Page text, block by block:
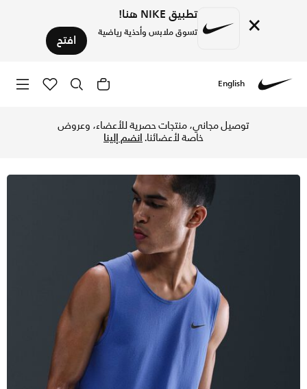
× تطبيق NIKE هنا!
تسوق ملابس وأحذية رياضية افتح
English
توصيل مجاني، منتجات حصرية للأعضاء، وعروض
خاصة لأعضائنا.انضم إلينا